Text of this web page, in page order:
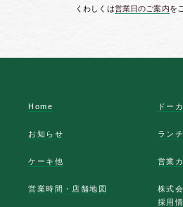
くわしくは営業日のご案内を
Home ドー
お知らせ ランチ
ケーキ他 営業
営業時間・店舗地図
株式
採用